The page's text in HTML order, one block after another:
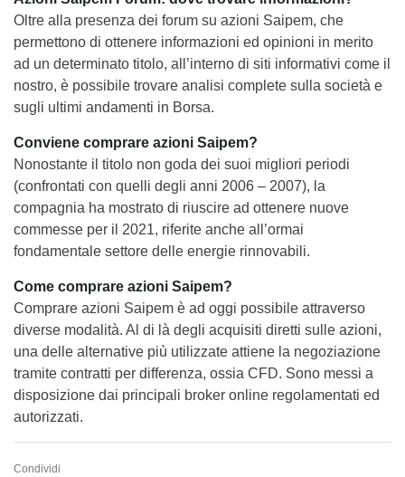
Oltre alla presenza dei forum su azioni Saipem, che
permettono di ottenere informazioni ed opinioni in merito
ad un determinato titolo, all’interno di siti informativi come il
nostro, è possibile trovare analisi complete sulla società e
sugli ultimi andamenti in Borsa.
Conviene comprare azioni Saipem?
Nonostante il titolo non goda dei suoi migliori periodi
(confrontati con quelli degli anni 2006 – 2007), la
compagnia ha mostrato di riuscire ad ottenere nuove
commesse per il 2021, riferite anche all’ormai
fondamentale settore delle energie rinnovabili.
Come comprare azioni Saipem?
Comprare azioni Saipem è ad oggi possibile attraverso
diverse modalità. Al di là degli acquisiti diretti sulle azioni,
una delle alternative più utilizzate attiene la negoziazione
tramite contratti per differenza, ossia CFD. Sono messi a
disposizione dai principali broker online regolamentati ed
autorizzati.
Condividi